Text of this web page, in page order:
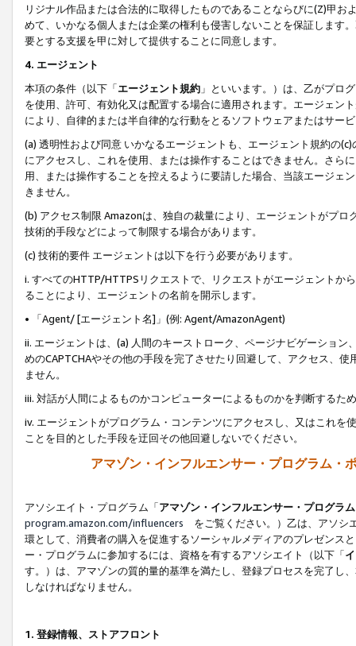
リジナル作品または合法的に取得したものであることならびに(Z)甲
めて、いかなる個人または企業の権利も侵害しないことを保証します
要とする支援を甲に対して提供することに同意します。
4. エージェント
本項の条件（以下「エージェント規約 」といいます。）は、乙がプロ
を使用、許可、有効化又は配置する場合に適用されます。エージェン
により、自律的または半自律的な行動をとるソフトウェアまたはサー
(a) 透明性および同意 いかなるエージェントも、エージェント規約の
にアクセスし、これを使用、または操作することはできません。さら
用、または操作することを控えるように要請した場合、当該エージェ
きません。
(b) アクセス制限 Amazonは、独自の裁量により、エージェントがプ
技術的手段などによって制限する場合があります。
(c) 技術的要件 エージェントは以下を行う必要があります。
i. すべてのHTTP/HTTPSリクエストで、リクエストがエージェントか
ることにより、エージェントの名前を開示します。
• 「Agent/ [エージェント名]」(例: Agent/AmazonAgent)
ii. エージェントは、(a) 人間のキーストローク、ページナビゲーショ
めのCAPTCHAやその他の手段を完了させたり回避して、アクセス、
ません。
iii. 対話が人間によるものかコンピューターによるものかを判断するた
iv. エージェントがプログラム・コンテンツにアクセスし、又はこれ
ことを目的とした手段を迂回その他回避しないでください。
アマゾン・インフルエンサー・プログラム・
アソシエイト・プログラム「アマゾン・インフルエンサー・プログラム
program.amazon.com/influencers をご覧ください。）乙は、アソシ
環として、消費者の購入を促進するソーシャルメディアのプレゼンス
ー・プログラムに参加するには、資格を有するアソシエイト（以下「
す。）は、アマゾンの質的量的基準を満たし、登録プロセスを完了し、
しなければなりません。
1. 登録情報、ストアフロント